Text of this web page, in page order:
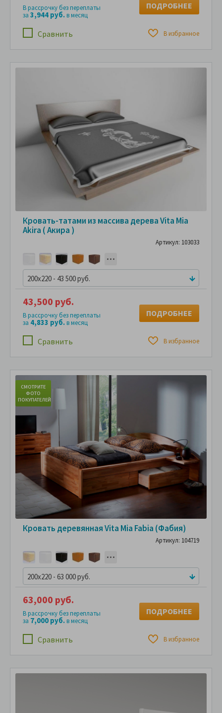
Сравнить В избранное
В рассрочку без переплаты
за 3,944 руб.в месяц
ПОДРОБНЕЕ
Кровать-татами из массива дерева Vita Mia
Akira ( Акира )
Артикул: 103033
200x220 - 43 500 руб.
Сравнить В избранное
43,500 руб.
В рассрочку без переплаты
за 4,833 руб.в месяц
ПОДРОБНЕЕ
СМОТРИТЕ
ФОТО
ПОКУПАТЕЛЕЙ
Кровать деревянная Vita Mia Fabia (Фабия)
Артикул: 104719
200x220 - 63 000 руб.
Сравнить В избранное
63,000 руб.
В рассрочку без переплаты
за 7,000 руб.в месяц
ПОДРОБНЕЕ